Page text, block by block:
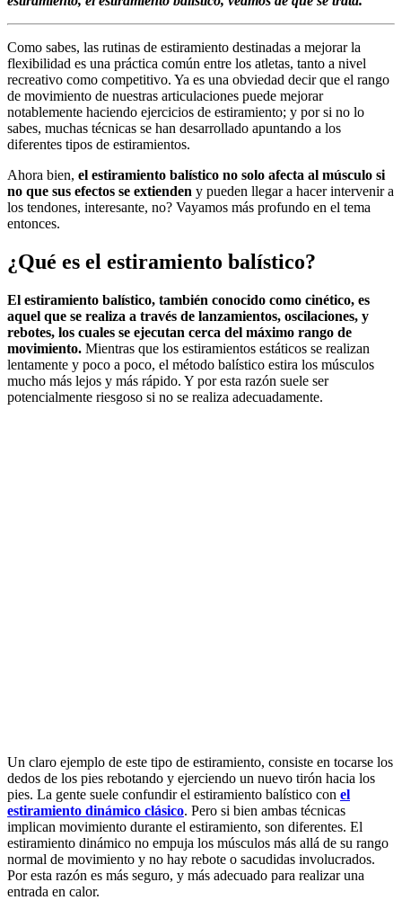
Como sabes, las rutinas de estiramiento destinadas a mejorar la
flexibilidad es una práctica común entre los atletas, tanto a nivel
recreativo como competitivo. Ya es una obviedad decir que el rango
de movimiento de nuestras articulaciones puede mejorar
notablemente haciendo ejercicios de estiramiento; y por si no lo
sabes, muchas técnicas se han desarrollado apuntando a los
diferentes tipos de estiramientos.
Ahora bien, el estiramiento balístico no solo afecta al músculo si
no que sus efectos se extienden y pueden llegar a hacer intervenir a
los tendones, interesante, no? Vayamos más profundo en el tema
entonces.
¿Qué es el estiramiento balístico?
El estiramiento balístico, también conocido como cinético, es
aquel que se realiza a través de lanzamientos, oscilaciones, y
rebotes, los cuales se ejecutan cerca del máximo rango de
movimiento. Mientras que los estiramientos estáticos se realizan
lentamente y poco a poco, el método balístico estira los músculos
mucho más lejos y más rápido. Y por esta razón suele ser
potencialmente riesgoso si no se realiza adecuadamente.
Un claro ejemplo de este tipo de estiramiento, consiste en tocarse los
dedos de los pies rebotando y ejerciendo un nuevo tirón hacia los
pies. La gente suele confundir el estiramiento balístico con el
estiramiento dinámico clásico. Pero si bien ambas técnicas
implican movimiento durante el estiramiento, son diferentes. El
estiramiento dinámico no empuja los músculos más allá de su rango
normal de movimiento y no hay rebote o sacudidas involucrados.
Por esta razón es más seguro, y más adecuado para realizar una
entrada en calor.